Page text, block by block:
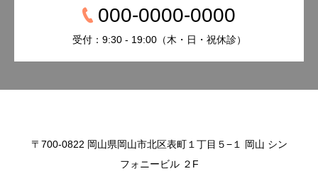
000-0000-0000
受付：9:30 - 19:00（木・日・祝休診）
〒700-0822 岡山県岡山市北区表町１丁目５−１ 岡山 シン
フォニービル ２F